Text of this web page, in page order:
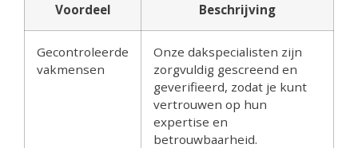
Voordeel Beschrijving
Gecontroleerde
vakmensen
Onze dakspecialisten zijn
zorgvuldig gescreend en
geverifieerd, zodat je kunt
vertrouwen op hun
expertise en
betrouwbaarheid.